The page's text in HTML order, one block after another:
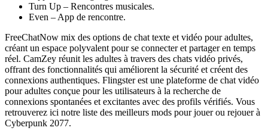
Turn Up – Rencontres musicales.
Even – App de rencontre.
FreeChatNow mix des options de chat texte et vidéo pour adultes,
créant un espace polyvalent pour se connecter et partager en temps
réel. CamZey réunit les adultes à travers des chats vidéo privés,
offrant des fonctionnalités qui améliorent la sécurité et créent des
connexions authentiques. Flingster est une plateforme de chat vidéo
pour adultes conçue pour les utilisateurs à la recherche de
connexions spontanées et excitantes avec des profils vérifiés. Vous
retrouverez ici notre liste des meilleurs mods pour jouer ou rejouer à
Cyberpunk 2077.